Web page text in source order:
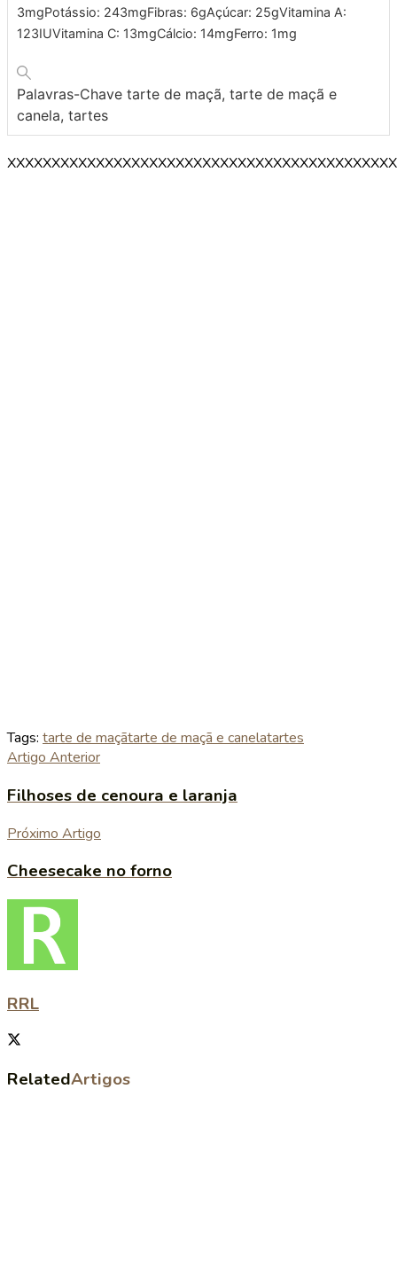
3mgPotássio: 243mgFibras: 6gAçúcar: 25gVitamina A:
123IUVitamina C: 13mgCálcio: 14mgFerro: 1mg
Palavras-Chave tarte de maçã, tarte de maçã e
canela, tartes
Tags: tarte de maçãtarte de maçã e canelatartes
Artigo Anterior
Filhoses de cenoura e laranja
Próximo Artigo
Cheesecake no forno
RRL
RelatedArtigos